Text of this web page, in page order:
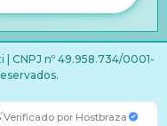
CNPJ nº 49.958.734/0001-